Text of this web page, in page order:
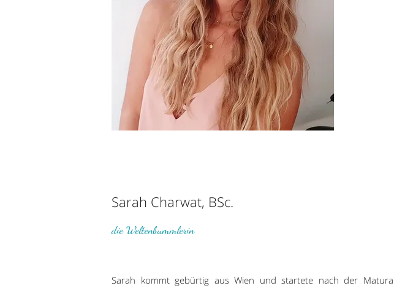
Sarah Charwat, BSc.
die Weltenbummlerin
Sarah kommt gebürtig aus Wien und startete nach der Matura